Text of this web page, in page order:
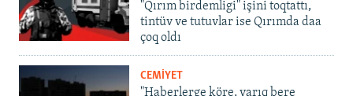
"Qırım birdemligi" işini toqtattı,
tintüv ve tutuvlar ise Qırımda daa
çoq oldı
CEMİYET
"Haberlerge köre, yarıq bere